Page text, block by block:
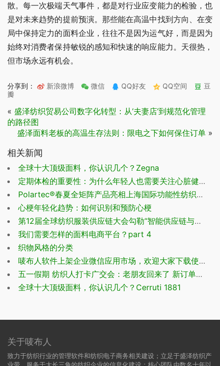
散。每一次极端天气事件，都是对行业应变能力的检验，也
是对未来趋势的提前预演。那些能在高温中找到方向、在变
局中保持定力的面料企业，往往不是因为运气好，而是因为
始终对消费者保持敏锐的感知和快速的响应能力。天很热，
但市场永远有机会。
分享到： 新浪微博 微信 QQ好友 QQ空间
豆
瓣
« 盛泽纺织贸易公司数字化转型：从’夫妻店’到规范化管理
的路径图
盛泽面料老板的高温生存法则：限电之下如何保住订单 »
相关新闻
全球十大顶级面料，你认识几个？Zegna
定期体检的重要性：为什么年轻人也需要关注心脏健康
Polartec®春夏全矩阵产品亮相上海国际功能性纺织品展览会
心梗年轻化趋势：如何识别和预防心梗
第12届全球纺织服装供应链大会勾勒“智能供应链与智慧产业蓝图”
我们需要怎样的面料电商平台？part 4
织物风格的分类
唛布人软件上架企业微信应用市场，欢迎大家下载使用
五一假期 纺织人打卡广交会：老朋友回来了 新订单也来了
全球十大顶级面料，你认识几个？Cerruti 1881
关于唛布人
致力于纺织行业的管理软件和纺织电子商务相关建设；立足于盛泽纺织产
业带、服务于大长三角的纺织企业的信息化建设；核心团队由数名十年以